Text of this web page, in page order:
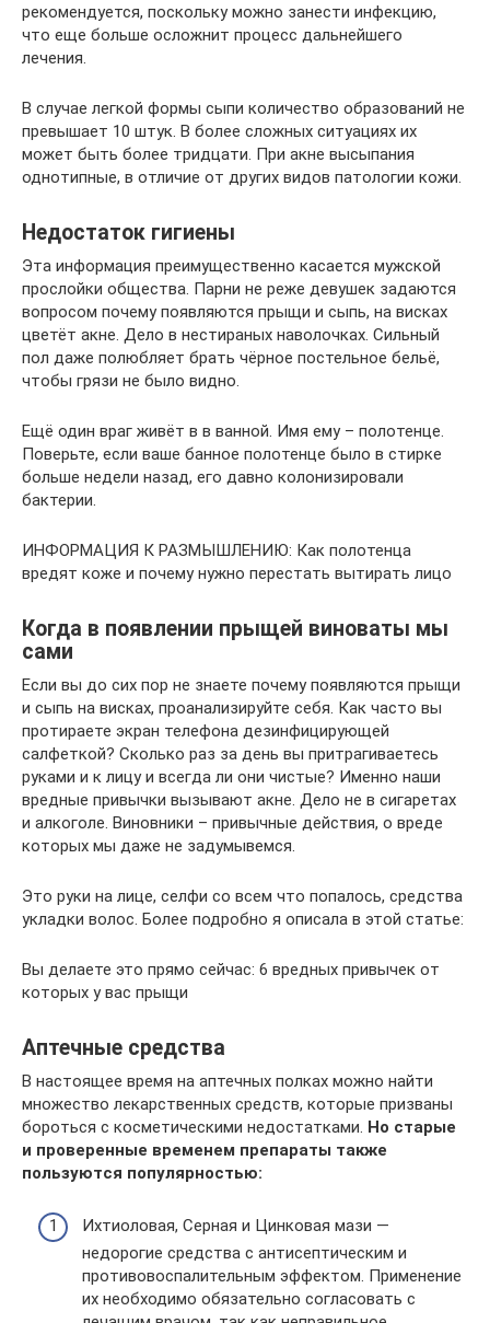
рекомендуется, поскольку можно занести инфекцию,
что еще больше осложнит процесс дальнейшего
лечения.
В случае легкой формы сыпи количество образований не
превышает 10 штук. В более сложных ситуациях их
может быть более тридцати. При акне высыпания
однотипные, в отличие от других видов патологии кожи.
Недостаток гигиены
Эта информация преимущественно касается мужской
прослойки общества. Парни не реже девушек задаются
вопросом почему появляются прыщи и сыпь, на висках
цветёт акне. Дело в нестираных наволочках. Сильный
пол даже полюбляет брать чёрное постельное бельё,
чтобы грязи не было видно.
Ещё один враг живёт в в ванной. Имя ему – полотенце.
Поверьте, если ваше банное полотенце было в стирке
больше недели назад, его давно колонизировали
бактерии.
ИНФОРМАЦИЯ К РАЗМЫШЛЕНИЮ: Как полотенца
вредят коже и почему нужно перестать вытирать лицо
Когда в появлении прыщей виноваты мы
сами
Если вы до сих пор не знаете почему появляются прыщи
и сыпь на висках, проанализируйте себя. Как часто вы
протираете экран телефона дезинфицирующей
салфеткой? Сколько раз за день вы притрагиваетесь
руками и к лицу и всегда ли они чистые? Именно наши
вредные привычки вызывают акне. Дело не в сигаретах
и алкоголе. Виновники – привычные действия, о вреде
которых мы даже не задумывемся.
Это руки на лице, селфи со всем что попалось, средства
укладки волос. Более подробно я описала в этой статье:
Вы делаете это прямо сейчас: 6 вредных привычек от
которых у вас прыщи
Аптечные средства
В настоящее время на аптечных полках можно найти
множество лекарственных средств, которые призваны
бороться с косметическими недостатками. Но старые
и проверенные временем препараты также
пользуются популярностью:
Ихтиоловая, Серная и Цинковая мази —
недорогие средства с антисептическим и
противовоспалительным эффектом. Применение
их необходимо обязательно согласовать с